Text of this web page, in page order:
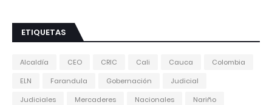
ETIQUETAS
Alcaldía CEO CRIC Cali Cauca
Colombia
ELN
Farandula Gobernación
Judicial
Judiciales
Mercaderes Nacionales
Nariño